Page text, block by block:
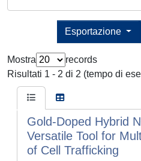
Esportazione
Mostra
records
Risultati 1 - 2 di 2 (tempo di
Gold-Doped Hybrid
Versatile Tool for
of Cell Trafficking